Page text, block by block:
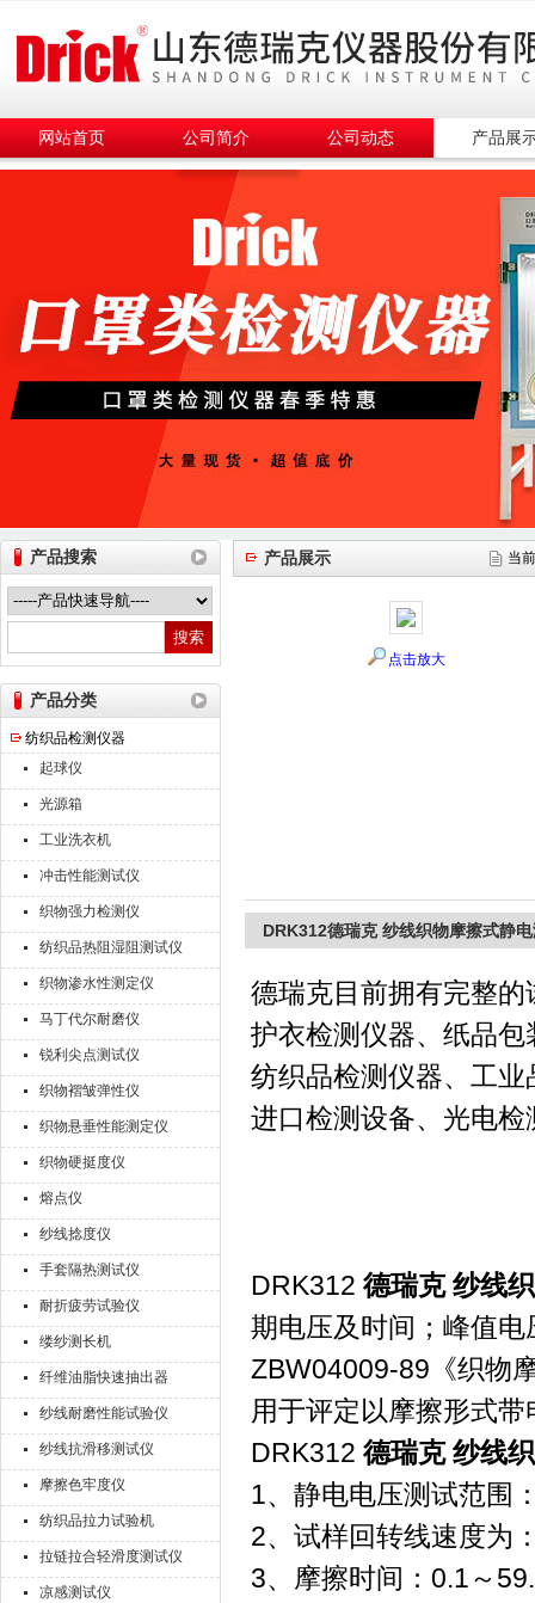
山东德瑞克仪器股份有限公司
网站首页 公司简介 公司动态 产品展
产品搜索
产品分类
纺织品检测仪器
起球仪
光源箱
工业洗衣机
冲击性能测试仪
织物强力检测仪
纺织品热阻湿阻测试仪
织物渗水性测定仪
马丁代尔耐磨仪
锐利尖点测试仪
织物褶皱弹性仪
织物悬垂性能测定仪
织物硬挺度仪
熔点仪
纱线捻度仪
手套隔热测试仪
耐折疲劳试验仪
缕纱测长机
纤维油脂快速抽出器
纱线耐磨性能试验仪
纱线抗滑移测试仪
摩擦色牢度仪
纺织品拉力试验机
拉链拉合轻滑度测试仪
凉感测试仪
产品展示 当
点击放大
DRK312德瑞克 纱线织物摩擦式静
德瑞克目前拥有完整
护衣检测仪器、纸品
纺织品检测仪器、工
进口检测设备、光电
DRK312 德瑞克 纱线
期电压及时间；峰值
ZBW04009-89《织物
用于评定以摩擦形式
DRK312 德瑞克 纱线
1、静电电压测试范围
2、试样回转线速度为
3、摩擦时间：0.1～